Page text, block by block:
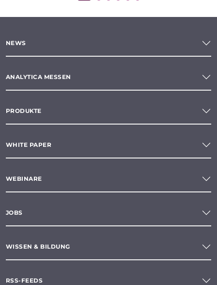
NEWS
ANALYTICA MESSEN
PRODUKTE
WHITE PAPER
WEBINARE
JOBS
WISSEN & BILDUNG
RSS-FEEDS